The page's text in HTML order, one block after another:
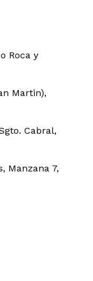
Roca y
Martin),
Cabral,
Manzana 7,